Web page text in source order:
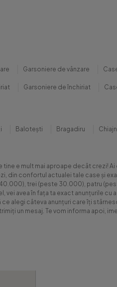
Garsoniere de vânzare
Garsoniere de închiriat
Balotești Bragadiru
e mult mai aproape decât crezi!
din confortul actualei tale case și
trei (peste 30.000), patru
vei avea în fața ta exact anunțurile
ce alegi câteva anunțuri care îți
un mesaj. Te vom informa apoi,